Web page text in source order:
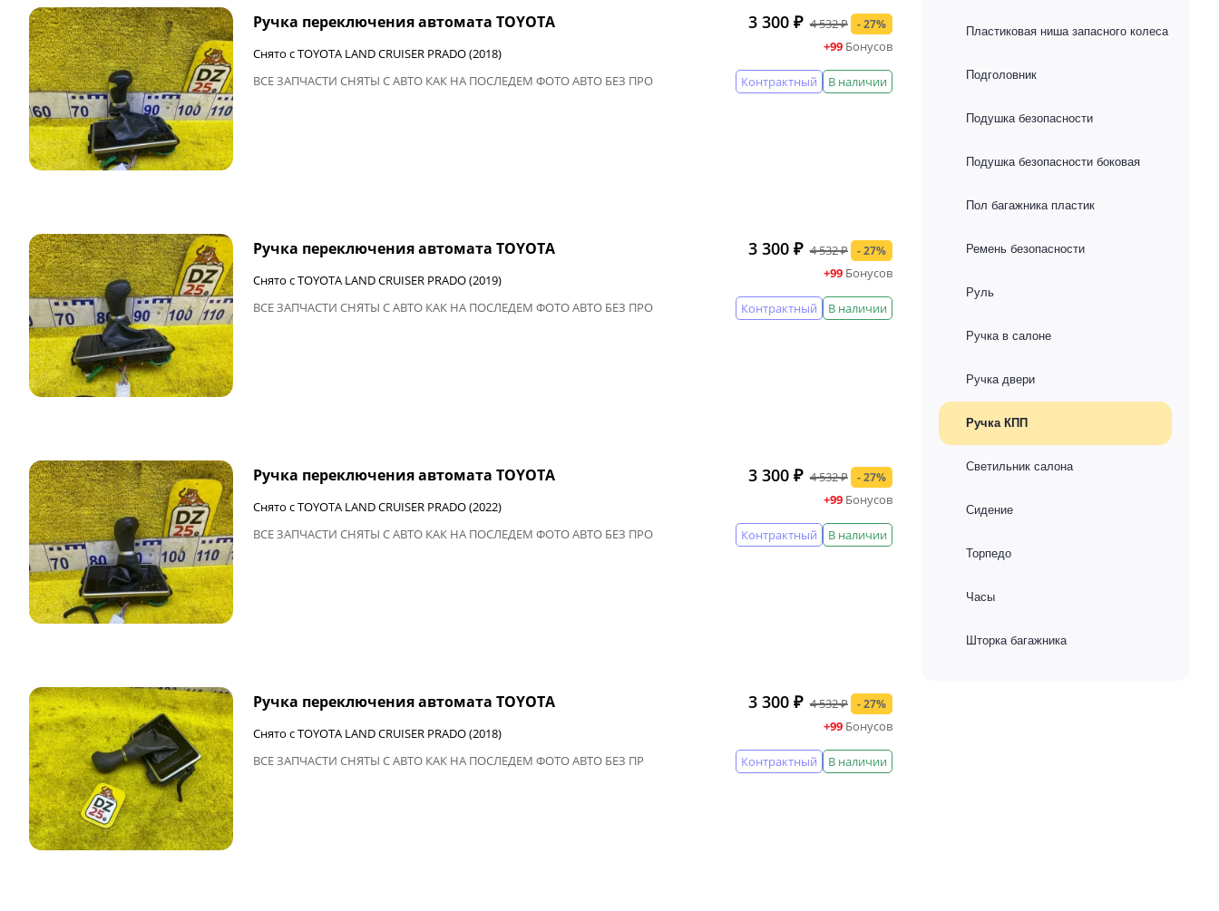
Ручка переключения автомата TOYOTA
Снято с TOYOTA LAND CRUISER PRADO (2018)
ВСЕ ЗАПЧАСТИ СНЯТЫ С АВТО КАК НА ПОСЛЕДЕМ ФОТО АВТО БЕЗ ПРО
3 300 ₽ 4 532 ₽
- 27%
+99Бонусов
В наличии
Контрактный
Ручка переключения автомата TOYOTA
Снято с TOYOTA LAND CRUISER PRADO (2019)
ВСЕ ЗАПЧАСТИ СНЯТЫ С АВТО КАК НА ПОСЛЕДЕМ ФОТО АВТО БЕЗ ПРО
3 300 ₽ 4 532 ₽
- 27%
+99Бонусов
В наличии
Контрактный
Ручка переключения автомата TOYOTA
Снято с TOYOTA LAND CRUISER PRADO (2022)
ВСЕ ЗАПЧАСТИ СНЯТЫ С АВТО КАК НА ПОСЛЕДЕМ ФОТО АВТО БЕЗ ПРО
3 300 ₽ 4 532 ₽
- 27%
+99Бонусов
В наличии
Контрактный
Ручка переключения автомата TOYOTA
Снято с TOYOTA LAND CRUISER PRADO (2018)
ВСЕ ЗАПЧАСТИ СНЯТЫ С АВТО КАК НА ПОСЛЕДЕМ ФОТО АВТО БЕЗ ПР
3 300 ₽ 4 532 ₽
- 27%
+99Бонусов
В наличии
Контрактный
Пластиковая ниша запасного колеса
Подголовник
Подушка безопасности
Подушка безопасности боковая
Пол багажника пластик
Ремень безопасности
Руль
Ручка в салоне
Ручка двери
Ручка КПП
Светильник салона
Сидение
Торпедо
Часы
Шторка багажника